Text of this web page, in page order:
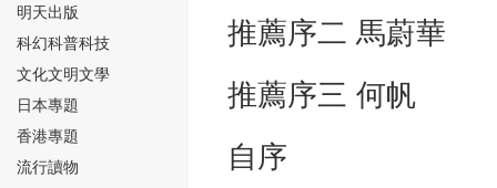
⑬
明天出版
科幻科普科技
文化文明文學
日本專題
香港專題
流行讀物
推薦序二 馬
推薦序三
自序